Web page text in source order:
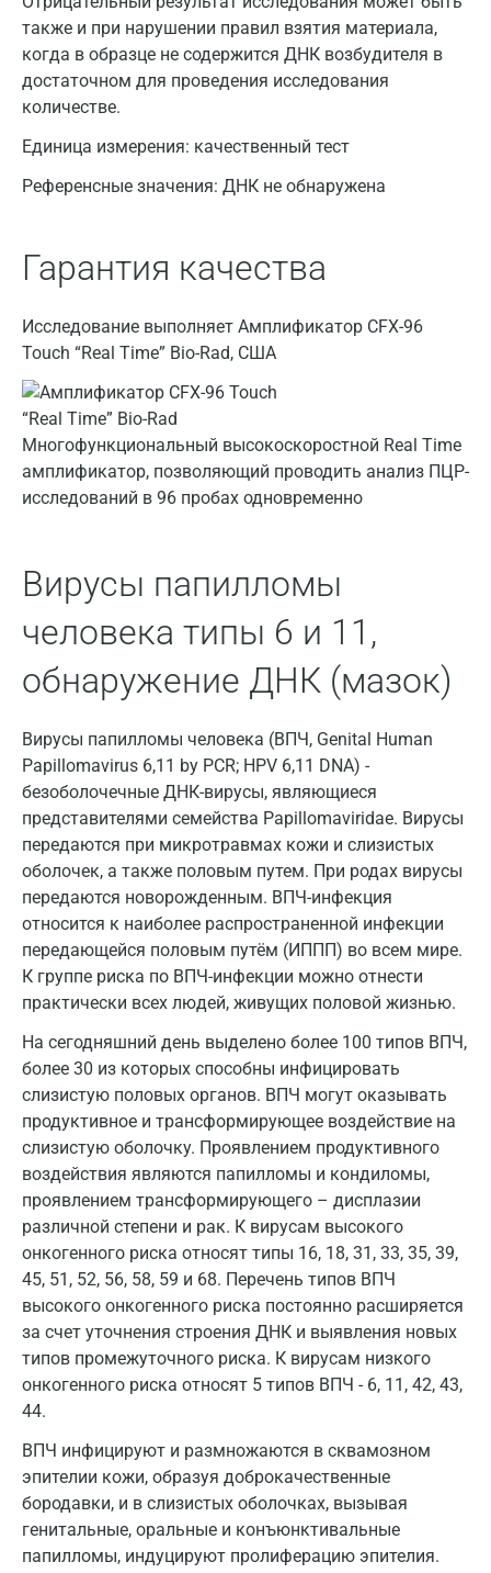
также и при нарушении правил взятия материала,
когда в образце не содержится ДНК возбудителя в
достаточном для проведения исследования
количестве.
Единица измерения: качественный тест
Референсные значения: ДНК не обнаружена
Гарантия качества
Исследование выполняет Амплификатор CFX-96
Touch “Real Time” Bio-Rad, США
Многофункциональный высокоскоростной Real Time
амплификатор, позволяющий проводить анализ ПЦР-
исследований в 96 пробах одновременно
Вирусы папилломы
человека типы 6 и 11,
обнаружение ДНК (мазок)
Вирусы папилломы человека (ВПЧ, Genital Human
Papillomavirus 6,11 by PCR; HPV 6,11 DNA) -
безоболочечные ДНК-вирусы, являющиеся
представителями семейства Papillomaviridae. Вирусы
передаются при микротравмах кожи и слизистых
оболочек, а также половым путем. При родах вирусы
передаются новорожденным. ВПЧ-инфекция
относится к наиболее распространенной инфекции
передающейся половым путём (ИППП) во всем мире.
К группе риска по ВПЧ-инфекции можно отнести
практически всех людей, живущих половой жизнью.
На сегодняшний день выделено более 100 типов ВПЧ,
более 30 из которых способны инфицировать
слизистую половых органов. ВПЧ могут оказывать
продуктивное и трансформирующее воздействие на
слизистую оболочку. Проявлением продуктивного
воздействия являются папилломы и кондиломы,
проявлением трансформирующего – дисплазии
различной степени и рак. К вирусам высокого
онкогенного риска относят типы 16, 18, 31, 33, 35, 39,
45, 51, 52, 56, 58, 59 и 68. Перечень типов ВПЧ
высокого онкогенного риска постоянно расширяется
за счет уточнения строения ДНК и выявления новых
типов промежуточного риска. К вирусам низкого
онкогенного риска относят 5 типов ВПЧ - 6, 11, 42, 43,
44.
ВПЧ инфицируют и размножаются в сквамозном
эпителии кожи, образуя доброкачественные
бородавки, и в слизистых оболочках, вызывая
генитальные, оральные и конъюнктивальные
папилломы, индуцируют пролиферацию эпителия.
Нижний Новгород
Казань
Альметьевск
Апрелевка
Армавир
Балашиха
Брянск
Великий Новгород
Видное
Владимир
Всеволожск
Гатчина
Геленджик
Голубое
Дзержинск
Дзержинский
Дмитров
Долгопрудный
Домодедово
Екатеринбург
Жуковский
Звенигород
Зеленоград
Иваново
Ивантеевка
Ижевск
Истра
Калининград
Калуга
Кемерово